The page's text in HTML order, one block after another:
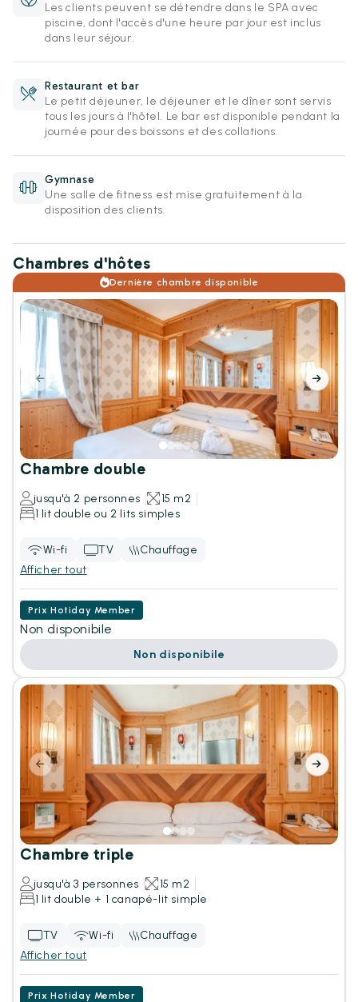
Les clients peuvent se détendre dans le SPA avec
piscine, dont l'accès d'une heure par jour est inclus
dans leur séjour.
Restaurant et bar
Le petit déjeuner, le déjeuner et le dîner sont servis
tous les jours à l'hôtel. Le bar est disponible pendant la
journée pour des boissons et des collations.
Gymnase
Une salle de fitness est mise gratuitement à la
disposition des clients.
Chambres d'hôtes
Dernière chambre disponible
Chambre double
jusqu'à 2 personnes
15 m2
1 lit double ou 2 lits simples
Wi-fi TV
Chauffage
Afficher tout
Prix Hotiday Member
Non disponibile
Non disponibile
Chambre triple
jusqu'à 3 personnes
15 m2
1 lit double + 1 canapé-lit simple
TV Wi-fi
Chauffage
Afficher tout
Prix Hotiday Member